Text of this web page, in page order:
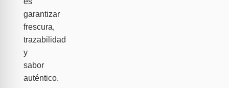
garantizar
frescura,
trazabilidad
y
sabor
auténtico.